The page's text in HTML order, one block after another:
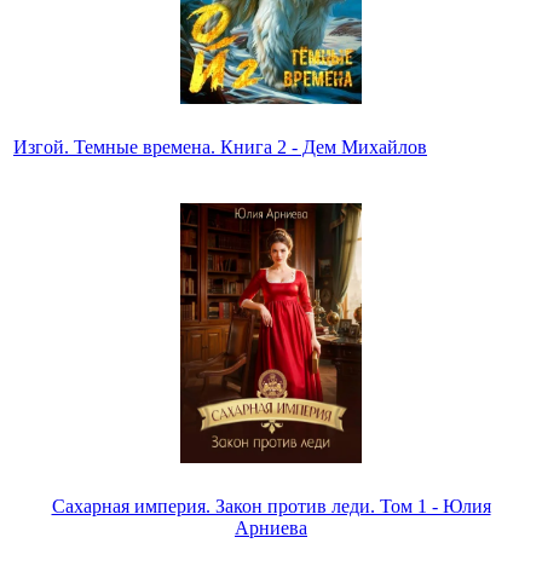
Изгой. Темные времена. Книга 2 - Дем Михайлов
Сахарная империя. Закон против леди. Том 1 - Юлия
Арниева